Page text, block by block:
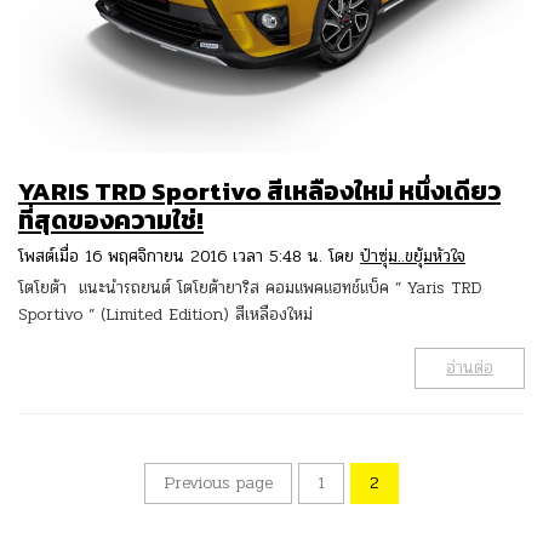
YARIS TRD Sportivo สีเหลืองใหม่ หนึ่งเดียว
ที่สุดของความใช่!
โพสต์เมื่อ 16 พฤศจิกายน 2016 เวลา 5:48 น. โดย ป๋าซุ่ม..ขยุ้มหัวใจ
โตโยต้า แนะนำรถยนต์ โตโยต้ายาริส คอมแพคแฮทช์แบ็ค ” Yaris TRD
Sportivo ” (Limited Edition) สีเหลืองใหม่
อ่านต่อ
Previous page 1 2